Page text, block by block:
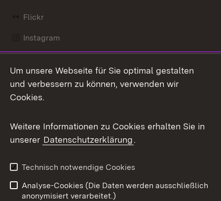
Flickr
Instagram
Mastodon
Messenger
Social Wall
X / Twitter
Youtube
Um unsere Webseite für Sie optimal gestalten
und verbessern zu können, verwenden wir
Cookies.
Weitere Informationen zu Cookies erhalten Sie in
unserer Datenschutzerklärung.
Technisch notwendige Cookies
Analyse-Cookies (Die Daten werden ausschließlich
anonymisiert verarbeitet.)